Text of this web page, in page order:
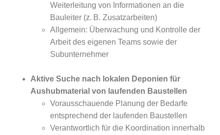
Weiterleitung von Informationen an die
Bauleiter (z. B. Zusatzarbeiten)
Allgemein: Überwachung und Kontrolle der
Arbeit des eigenen Teams sowie der
Subunternehmer
Aktive Suche nach lokalen Deponien für
Aushubmaterial von laufenden Baustellen
Vorausschauende Planung der Bedarfe
entsprechend der laufenden Baustellen
Verantwortlich für die Koordination innerhalb